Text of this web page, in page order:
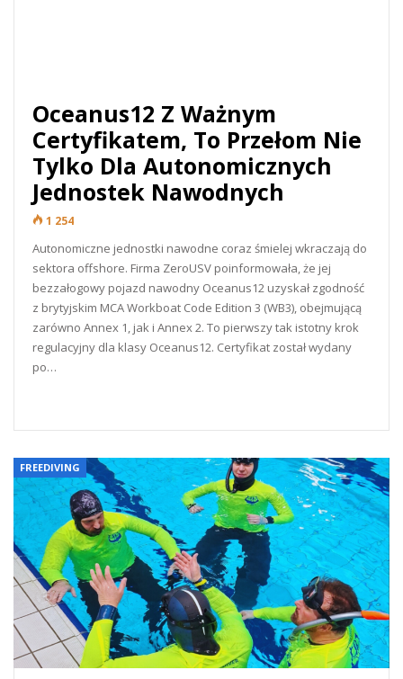
Oceanus12 Z Ważnym
Certyfikatem, To Przełom Nie
Tylko Dla Autonomicznych
Jednostek Nawodnych
1 254
Autonomiczne jednostki nawodne coraz śmielej wkraczają do
sektora offshore. Firma ZeroUSV poinformowała, że jej
bezzałogowy pojazd nawodny Oceanus12 uzyskał zgodność
z brytyjskim MCA Workboat Code Edition 3 (WB3), obejmującą
zarówno Annex 1, jak i Annex 2. To pierwszy tak istotny krok
regulacyjny dla klasy Oceanus12. Certyfikat został wydany
po…
FREEDIVING